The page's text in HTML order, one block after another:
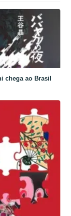
chega ao Brasil